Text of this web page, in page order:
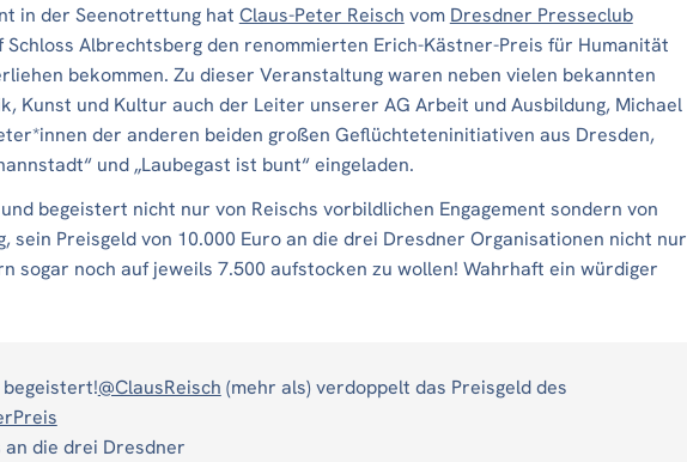
in der Seenotrettung hat Claus-Peter Reisch vom Dresdner Presseclub
Schloss Albrechtsberg den renommierten Erich-Kästner-Preis für Humanität
bekommen. Zu dieser Veranstaltung waren neben vielen bekannten
Kunst und Kultur auch der Leiter unserer AG Arbeit und Ausbildung, Michael
der anderen beiden großen Geflüchteteninitiativen aus Dresden,
und „Laubegast ist bunt“ eingeladen.
begeistert nicht nur von Reischs vorbildlichen Engagement sondern von
sein Preisgeld von 10.000 Euro an die drei Dresdner Organisationen nicht nur
sogar noch auf jeweils 7.500 aufstocken zu wollen! Wahrhaft ein würdiger
@ClausReisch (mehr als) verdoppelt das Preisgeld des
die drei Dresdner